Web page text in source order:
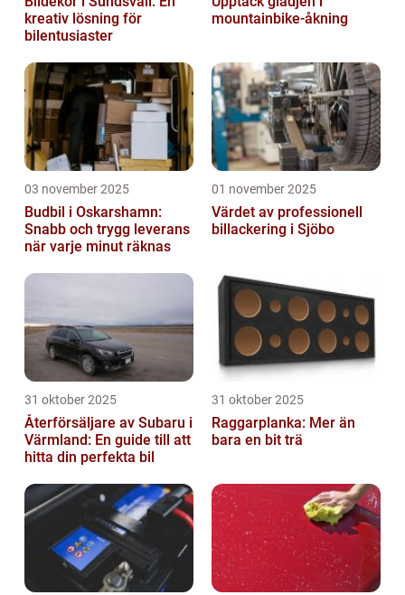
kreativ lösning för
bilentusiaster
mountainbike-åkning
03 november 2025
Budbil i Oskarshamn:
Snabb och trygg leverans
när varje minut räknas
01 november 2025
Värdet av professionell
billackering i Sjöbo
31 oktober 2025
Återförsäljare av Subaru i
Värmland: En guide till att
hitta din perfekta bil
31 oktober 2025
Raggarplanka: Mer än
bara en bit trä